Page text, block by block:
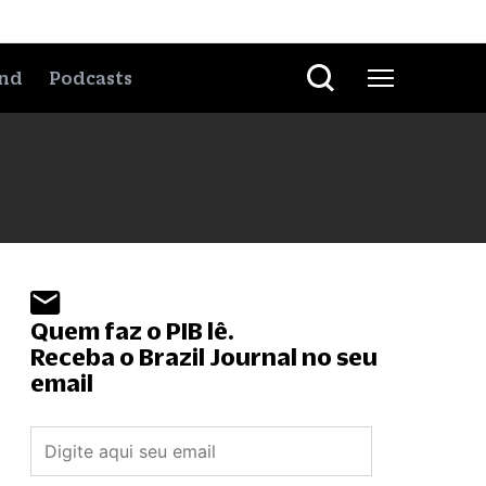
Podcasts
Quem faz o PIB lê.
Receba o Brazil Journal no seu
email